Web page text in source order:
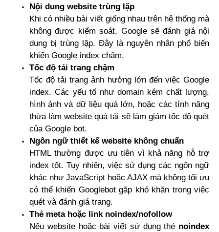
Nội dung website trùng lặp
Khi có nhiều bài viết giống nhau trên hệ thống mà
không được kiểm soát, Google sẽ đánh giá nội
dung bị trùng lặp. Đây là nguyên nhân phổ biến
khiến Google index chậm.
Tốc độ tải trang chậm
Tốc độ tải trang ảnh hưởng lớn đến việc Google
index. Các yếu tố như domain kém chất lượng,
hình ảnh và dữ liệu quá lớn, hoặc các tính năng
thừa làm website quá tải sẽ làm giảm tốc độ quét
của Google bot.
Ngôn ngữ thiết kế website không chuẩn
HTML thường được ưu tiên vì khả năng hỗ trợ
index tốt. Tuy nhiên, việc sử dụng các ngôn ngữ
khác như JavaScript hoặc AJAX mà không tối ưu
có thể khiến Googlebot gặp khó khăn trong việc
quét và đánh giá trang.
Thẻ meta hoặc link noindex/nofollow
Nếu website hoặc bài viết sử dụng thẻ noindex